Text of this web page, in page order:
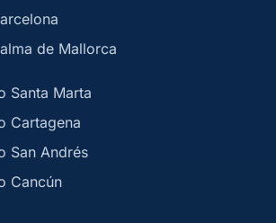
de Mallorca
Santa Marta
Cartagena
San Andrés
Cancún